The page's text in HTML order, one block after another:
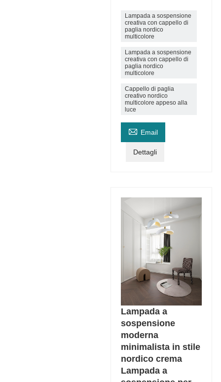
Lampada a sospensione
creativa con cappello di
paglia nordico
multicolore
Lampada a sospensione
creativa con cappello di
paglia nordico
multicolore
Cappello di paglia
creativo nordico
multicolore appeso alla
luce
 Email
Dettagli
Lampada a
sospensione
moderna
minimalista in stile
nordico crema
Lampada a